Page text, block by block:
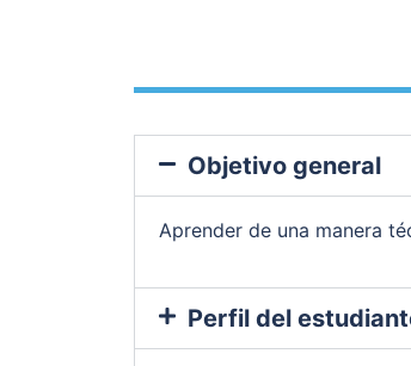
Objetivo general
Aprender de una manera
Perfil del